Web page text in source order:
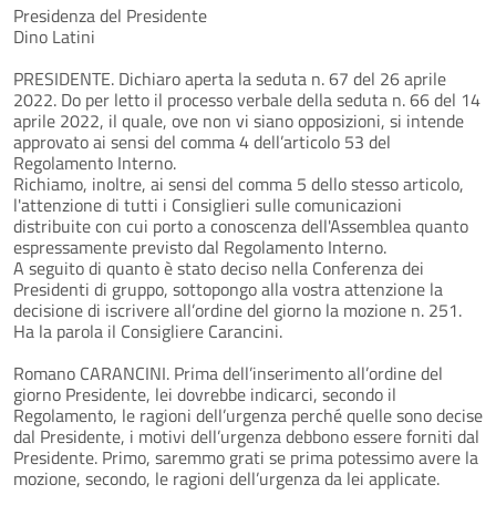
Presidenza del Presidente
Dino Latini
PRESIDENTE. Dichiaro aperta la seduta n. 67 del 26 aprile
2022. Do per letto il processo verbale della seduta n. 66 del 14
aprile 2022, il quale, ove non vi siano opposizioni, si intende
approvato ai sensi del comma 4 dell’articolo 53 del
Regolamento Interno.
Richiamo, inoltre, ai sensi del comma 5 dello stesso articolo,
l'attenzione di tutti i Consiglieri sulle comunicazioni
distribuite con cui porto a conoscenza dell'Assemblea quanto
espressamente previsto dal Regolamento Interno.
A seguito di quanto è stato deciso nella Conferenza dei
Presidenti di gruppo, sottopongo alla vostra attenzione la
decisione di iscrivere all’ordine del giorno la mozione n. 251.
Ha la parola il Consigliere Carancini.
Romano CARANCINI. Prima dell’inserimento all’ordine del
giorno Presidente, lei dovrebbe indicarci, secondo il
Regolamento, le ragioni dell’urgenza perché quelle sono decise
dal Presidente, i motivi dell’urgenza debbono essere forniti dal
Presidente. Primo, saremmo grati se prima potessimo avere la
mozione, secondo, le ragioni dell’urgenza da lei applicate.